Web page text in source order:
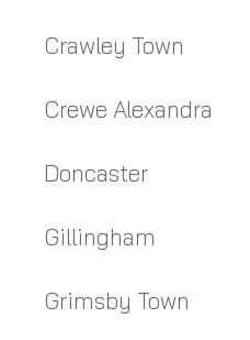
Crawley Town
Crewe Alexandra
Doncaster
Gillingham
Grimsby Town